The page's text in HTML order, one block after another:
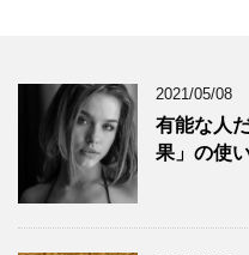
2021/05/08
有能な人
果」の使